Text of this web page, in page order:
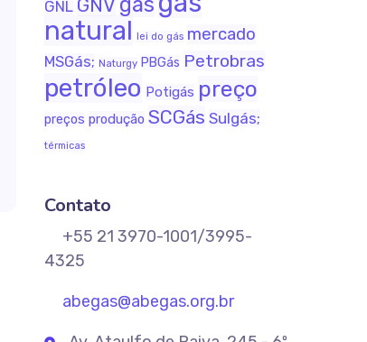
GNL GNV
natural lei do gás mercado
MSGás; Naturgy PBGás Petrobras
petróleo Potigás preço
preços produção SCGás Sulgás;
térmicas
Contato
+55 21 3970-1001/3995-
4325
abegas@abegas.org.br